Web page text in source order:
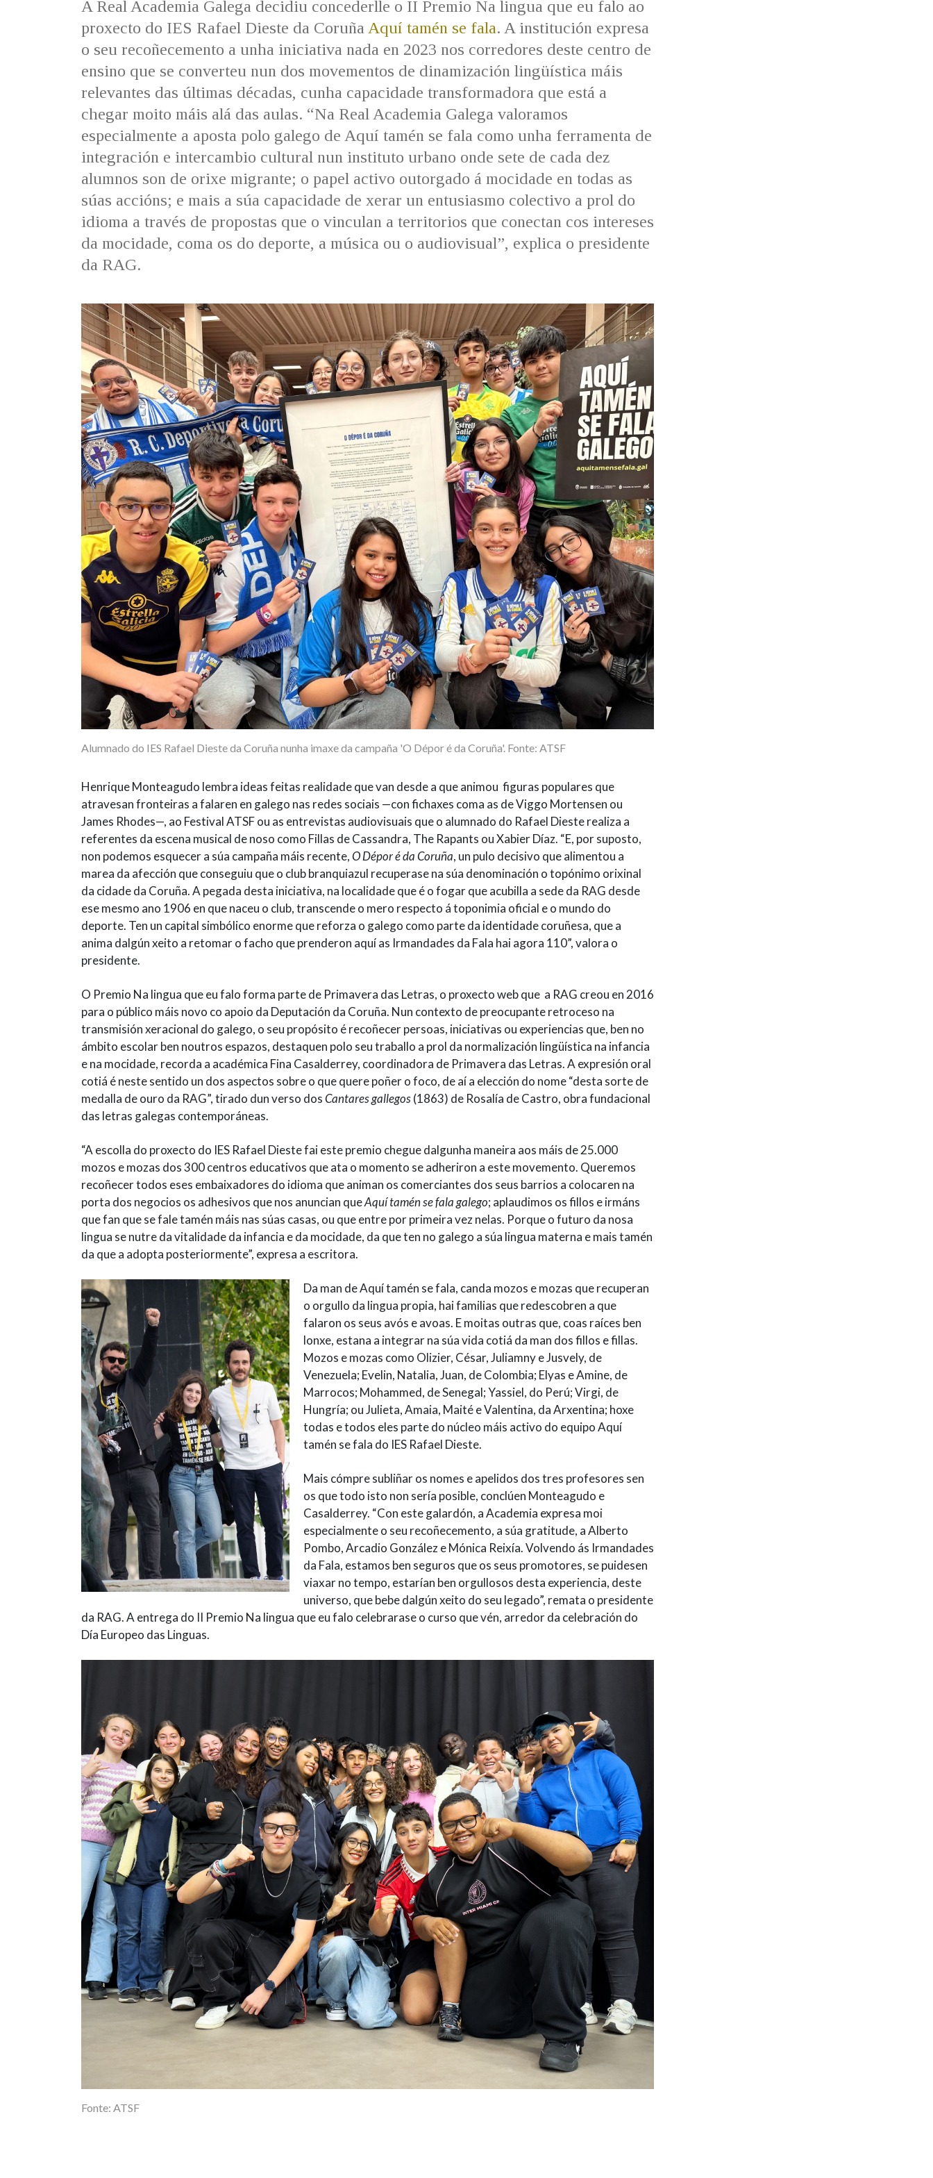
A Real Academia Galega decidiu concederlle o II Premio Na lingua que eu falo ao
proxecto do IES Rafael Dieste da Coruña Aquí tamén se fala. A institución expresa
o seu recoñecemento a unha iniciativa nada en 2023 nos corredores deste centro de
ensino que se converteu nun dos movementos de dinamización lingüística máis
relevantes das últimas décadas, cunha capacidade transformadora que está a
chegar moito máis alá das aulas. “Na Real Academia Galega valoramos
especialmente a aposta polo galego de Aquí tamén se fala como unha ferramenta de
integración e intercambio cultural nun instituto urbano onde sete de cada dez
alumnos son de orixe migrante; o papel activo outorgado á mocidade en todas as
súas accións; e mais a súa capacidade de xerar un entusiasmo colectivo a prol do
idioma a través de propostas que o vinculan a territorios que conectan cos intereses
da mocidade, coma os do deporte, a música ou o audiovisual”, explica o presidente
da RAG.
Alumnado do IES Rafael Dieste da Coruña nunha imaxe da campaña 'O Dépor é da Coruña'. Fonte: ATSF
Henrique Monteagudo lembra ideas feitas realidade que van desde a que animou figuras populares que
atravesan fronteiras a falaren en galego nas redes sociais —con fichaxes coma as de Viggo Mortensen ou
James Rhodes—, ao Festival ATSF ou as entrevistas audiovisuais que o alumnado do Rafael Dieste realiza a
referentes da escena musical de noso como Fillas de Cassandra, The Rapants ou Xabier Díaz. “E, por suposto,
non podemos esquecer a súa campaña máis recente,O Dépor é daCoruña, un pulo decisivo que alimentou a
marea da afección que conseguiu que o club branquiazul recuperase na súa denominación o topónimo orixinal
da cidade da Coruña. A pegada desta iniciativa, na localidade que é o fogar que acubilla a sede da RAG desde
ese mesmo ano 1906 en que naceu o club, transcende o mero respecto á toponimia oficial e o mundo do
deporte. Ten un capital simbólico enorme que reforza o galego como parte da identidade coruñesa, que a
anima dalgún xeito a retomar o facho que prenderon aquí as Irmandades da Fala hai agora 110”, valora o
presidente.
O Premio Na lingua que eu falo forma parte de Primavera das Letras, o proxecto web que a RAG creou en 2016
para o público máis novo co apoio da Deputación da Coruña. Nun contexto de preocupante retroceso na
transmisión xeracional do galego, o seu propósito é recoñecer persoas, iniciativas ou experiencias que, ben no
ámbito escolar ben noutros espazos, destaquen polo seu traballo a prol da normalización lingüística na infancia
e na mocidade, recorda a académica Fina Casalderrey, coordinadora de Primavera das Letras. A expresión oral
cotiá é neste sentido un dos aspectos sobre o que quere poñer o foco, de aí a elección do nome “desta sorte de
medalla de ouro da RAG”, tirado dun verso dosCantares gallegos(1863) de Rosalía de Castro, obra fundacional
das letras galegas contemporáneas.
“A escolla do proxecto do IES Rafael Dieste fai este premio chegue dalgunha maneira aos máis de 25.000
mozos e mozas dos 300 centros educativos que ata o momento se adheriron a este movemento. Queremos
recoñecer todos eses embaixadores do idioma que animan os comerciantes dos seus barrios a colocaren na
porta dos negocios os adhesivos que nos anuncian queAquí tamén se fala galego; aplaudimos os fillos e irmáns
que fan que se fale tamén máis nas súas casas, ou que entre por primeira vez nelas. Porque o futuro da nosa
lingua se nutre da vitalidade da infancia e da mocidade, da que ten no galego a súa lingua materna e mais tamén
da que a adopta posteriormente”, expresa a escritora.
Da man de Aquí tamén se fala, canda mozos e mozas que recuperan
o orgullo da lingua propia, hai familias que redescobren a que
falaron os seus avós e avoas. E moitas outras que, coas raíces ben
lonxe, estana a integrar na súa vida cotiá da man dos fillos e fillas.
Mozos e mozas como Olizier, César, Juliamny e Jusvely, de
Venezuela; Evelin, Natalia, Juan, de Colombia; Elyas e Amine, de
Marrocos; Mohammed, de Senegal; Yassiel, do Perú; Virgi, de
Hungría; ou Julieta, Amaia, Maité e Valentina, da Arxentina; hoxe
todas e todos eles parte do núcleo máis activo do equipo Aquí
tamén se fala do IES Rafael Dieste.
Mais cómpre subliñar os nomes e apelidos dos tres profesores sen
os que todo isto non sería posible, conclúen Monteagudo e
Casalderrey. “Con este galardón, a Academia expresa moi
especialmente o seu recoñecemento, a súa gratitude, a Alberto
Pombo, Arcadio González e Mónica Reixía. Volvendo ás Irmandades
da Fala, estamos ben seguros que os seus promotores, se puidesen
viaxar no tempo, estarían ben orgullosos desta experiencia, deste
universo, que bebe dalgún xeito do seu legado”, remata o presidente
da RAG. A entrega do II Premio Na lingua que eu falo celebrarase o curso que vén, arredor da celebración do
Día Europeo das Linguas.
Fonte: ATSF